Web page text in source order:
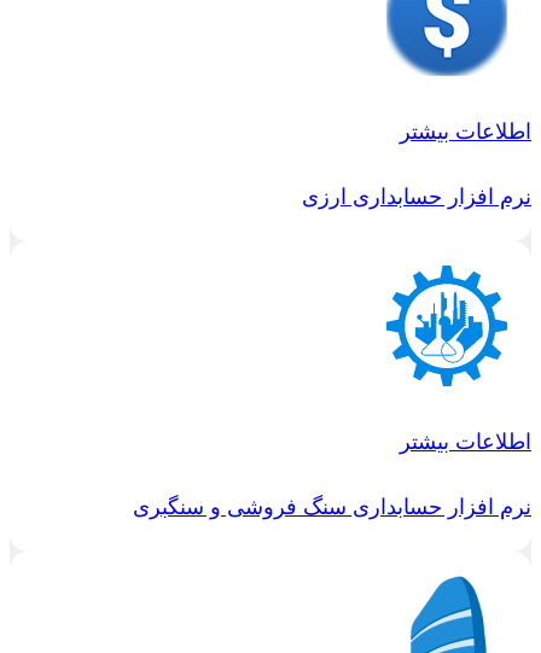
اطلاعات بیشتر
نرم افزار حسابداری ارزی
اطلاعات بیشتر
نرم افزار حسابداری سنگ فروشی و سنگبری